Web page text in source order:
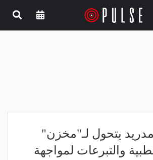
يتحول لـ"مخزن"
والتبرعات لمواجهة